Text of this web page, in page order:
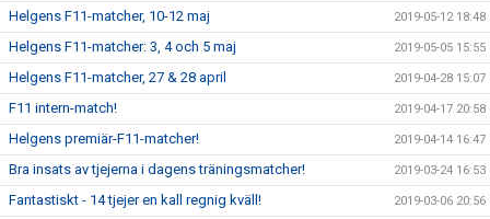
Helgens F11-matcher, 10-12 maj 2019-05-12 18:48
Helgens F11-matcher: 3, 4 och 5 maj 2019-05-05 15:55
Helgens F11-matcher, 27 & 28 april 2019-04-28 15:07
F11 intern-match! 2019-04-17 20:58
Helgens premiär-F11-matcher! 2019-04-14 16:47
Bra insats av tjejerna i dagens träningsmatcher! 2019-03-24 16:53
Fantastiskt - 14 tjejer en kall regnig kväll! 2019-03-06 20:56